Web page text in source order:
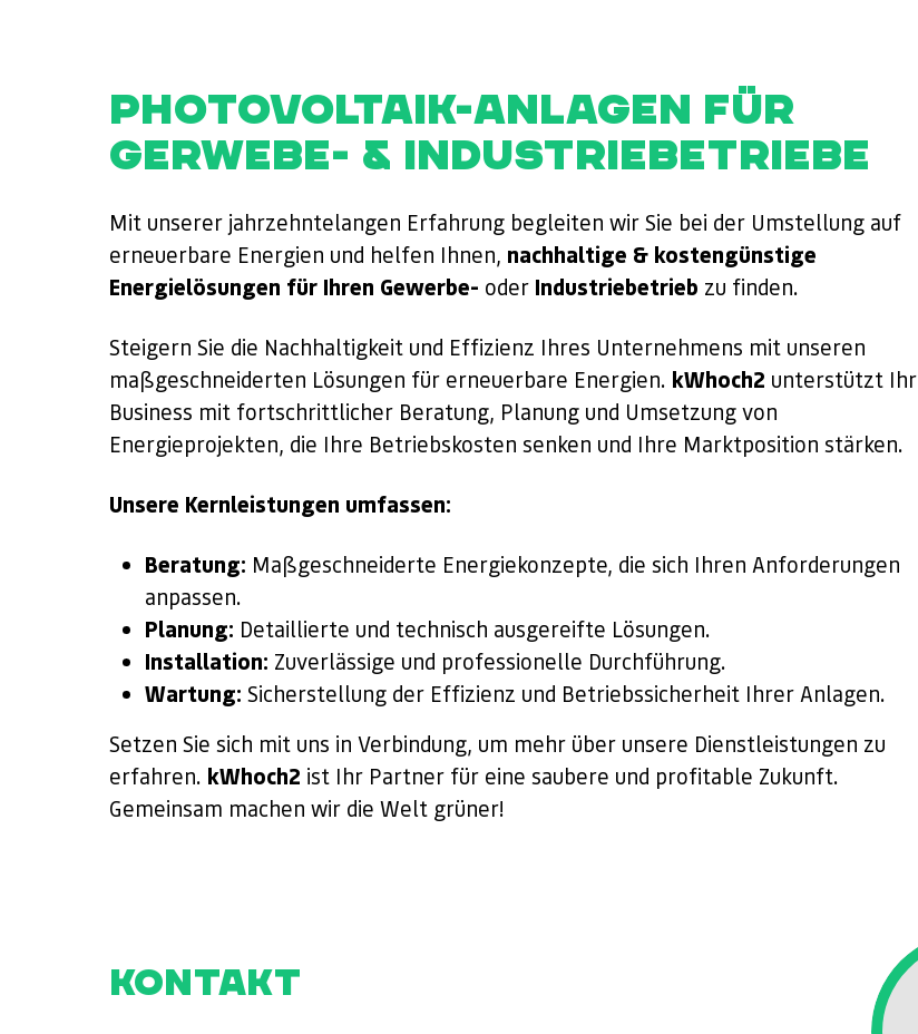
PHOTOVOLTAIK-ANLAGEN FÜR
GERWEBE- & INDUSTRIEBETRIEBE
Mit unserer jahrzehntelangen Erfahrung begleiten wir Sie bei der Umstellung auf
erneuerbare Energien und helfen Ihnen, nachhaltige & kostengünstige
Energielösungen für Ihren Gewerbe- oderIndustriebetrieb zu finden.
Steigern Sie die Nachhaltigkeit und Effizienz Ihres Unternehmens mit unseren
maßgeschneiderten Lösungen für erneuerbare Energien. kWhoch2 unterstützt Ihr
Business mit fortschrittlicher Beratung, Planung und Umsetzung von
Energieprojekten, die Ihre Betriebskosten senken und Ihre Marktposition stärken.
Unsere Kernleistungen umfassen:
Beratung: Maßgeschneiderte Energiekonzepte, die sich Ihren Anforderungen
anpassen.
Planung: Detaillierte und technisch ausgereifte Lösungen.
Installation: Zuverlässige und professionelle Durchführung.
Wartung: Sicherstellung der Effizienz und Betriebssicherheit Ihrer Anlagen.
Setzen Sie sich mit uns in Verbindung, um mehr über unsere Dienstleistungen zu
erfahren. kWhoch2 ist Ihr Partner für eine saubere und profitable Zukunft.
Gemeinsam machen wir die Welt grüner!
KONTAKT